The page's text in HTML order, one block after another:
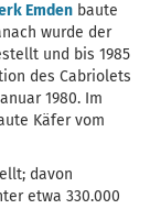
Emden baute
wurde der
und bis 1985
des Cabriolets
1980. Im
Käfer vom
davon
etwa 330.000